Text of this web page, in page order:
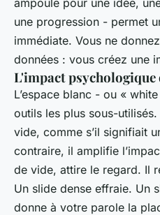
une progression - permet
immédiate. Vous ne
données : vous créez une
L'impact
L’espace blanc - ou «
outils les plus sous-
vide, comme s’il signifiait
contraire, il amplifie
de vide, attire le regard. Il
Un slide dense effraie. Un
donne à votre parole la